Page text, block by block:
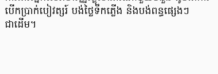
បើកប្រាក់បៀវត្សរ៍ បង់ថ្លៃទឹកភ្លើង និងបង់ពន្ធផ្សេងៗ
ជាដើម។